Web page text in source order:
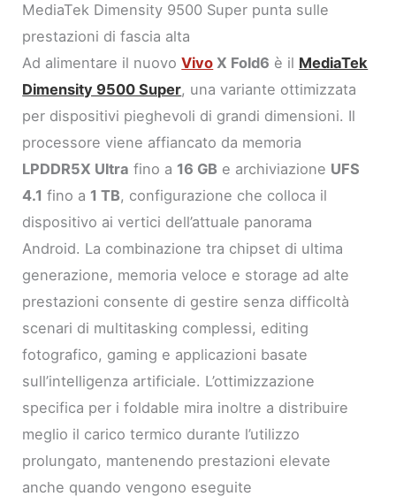
MediaTek Dimensity 9500 Super punta sulle
prestazioni di fascia alta
Ad alimentare il nuovoVivo X Fold6 è il MediaTek
Dimensity 9500 Super, una variante ottimizzata
per dispositivi pieghevoli di grandi dimensioni. Il
processore viene affiancato da memoria
LPDDR5X Ultra fino a 16 GB e archiviazione UFS
4.1 fino a 1 TB, configurazione che colloca il
dispositivo ai vertici dell’attuale panorama
Android. La combinazione tra chipset di ultima
generazione, memoria veloce e storage ad alte
prestazioni consente di gestire senza difficoltà
scenari di multitasking complessi, editing
fotografico, gaming e applicazioni basate
sull’intelligenza artificiale. L’ottimizzazione
specifica per i foldable mira inoltre a distribuire
meglio il carico termico durante l’utilizzo
prolungato, mantenendo prestazioni elevate
anche quando vengono eseguite